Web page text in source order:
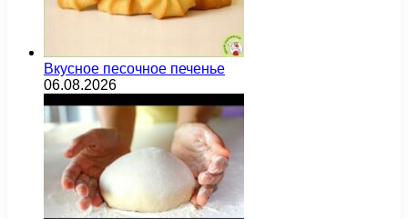
Вкусное песочное печенье
06.08.2026